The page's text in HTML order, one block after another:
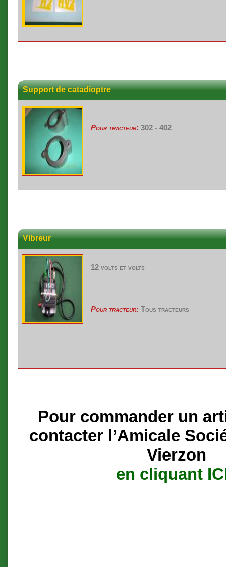
Support de catadioptre
Pour tracteur: 302 - 402
Vibreur
12 volts et volts
Pour tracteur: Tous tracteurs
Pour commander un
contacter l’Amicale
Vierzon
en cliquant